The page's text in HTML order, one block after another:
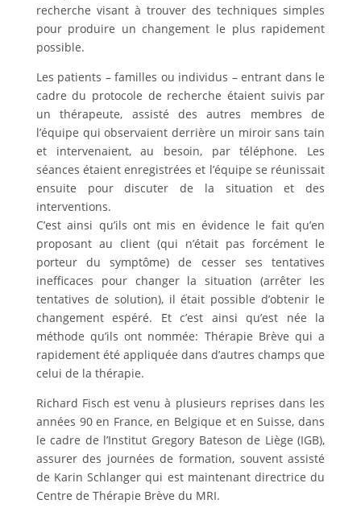
recherche visant à trouver des techniques simples
pour produire un changement le plus rapidement
possible.
Les patients – familles ou individus – entrant dans le
cadre du protocole de recherche étaient suivis par
un thérapeute, assisté des autres membres de
l’équipe qui observaient derrière un miroir sans tain
et intervenaient, au besoin, par téléphone. Les
séances étaient enregistrées et l’équipe se réunissait
ensuite pour discuter de la situation et des
interventions.
C’est ainsi qu’ils ont mis en évidence le fait qu’en
proposant au client (qui n’était pas forcément le
porteur du symptôme) de cesser ses tentatives
inefficaces pour changer la situation (arrêter les
tentatives de solution), il était possible d’obtenir le
changement espéré. Et c’est ainsi qu’est née la
méthode qu’ils ont nommée: Thérapie Brève qui a
rapidement été appliquée dans d’autres champs que
celui de la thérapie.
Richard Fisch est venu à plusieurs reprises dans les
années 90 en France, en Belgique et en Suisse, dans
le cadre de l’Institut Gregory Bateson de Liège (IGB),
assurer des journées de formation, souvent assisté
de Karin Schlanger qui est maintenant directrice du
Centre de Thérapie Brève du MRI.